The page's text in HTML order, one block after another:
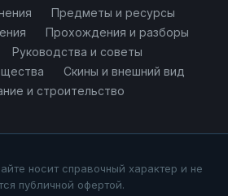
Предметы и ресурсы
Прохождения и разборы
Руководства и советы
Скины и внешний вид
и строительство
носит справочный характер и не
публичной офертой.